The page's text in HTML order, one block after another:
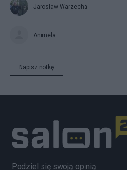
Jarosław Warzecha
Animela
Napisz notkę
Podziel się swoją opinią